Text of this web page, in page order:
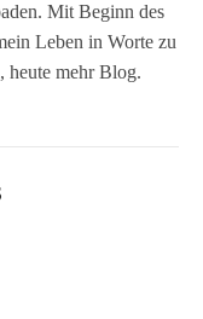
Mit Beginn des
Leben in Worte zu
heute mehr Blog.